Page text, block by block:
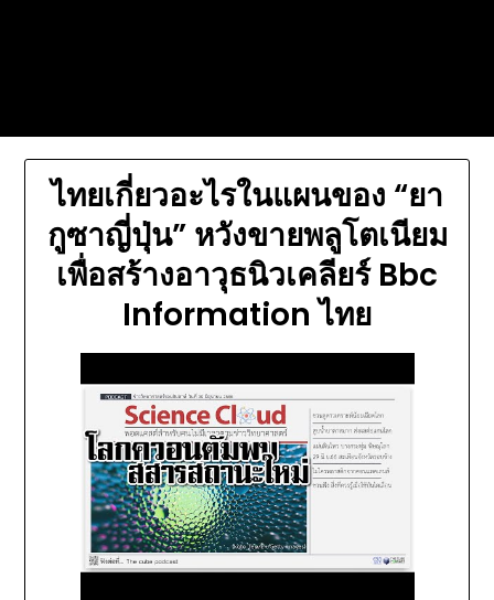
ไทยเกี่ยวอะไรในแผนของ “ยา
กูซาญี่ปุ่น” หวังขายพลูโตเนียม
เพื่อสร้างอาวุธนิวเคลียร์ Bbc
Information ไทย